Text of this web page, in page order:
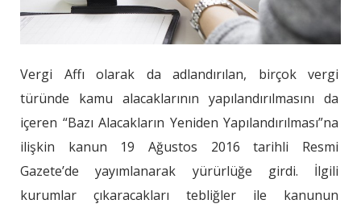
Vergi Affı olarak da adlandırılan, birçok vergi
türünde kamu alacaklarının yapılandırılmasını da
içeren “Bazı Alacakların Yeniden Yapılandırılması”na
ilişkin kanun 19 Ağustos 2016 tarihli Resmi
Gazete’de yayımlanarak yürürlüğe girdi. İlgili
kurumlar çıkaracakları tebliğler ile kanunun